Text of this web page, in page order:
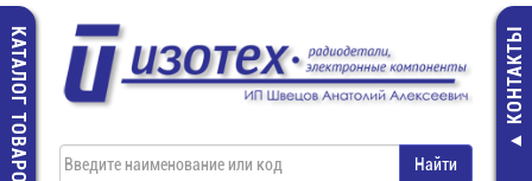
КАТАЛОГ ТОВАРОВ КОНТАКТЫ